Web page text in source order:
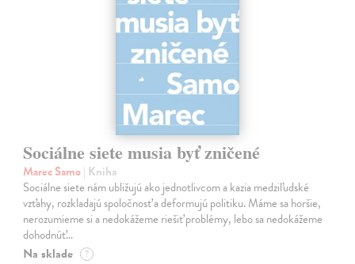
Sociálne siete musia byť zničené
Marec Samo| Kniha
Sociálne siete nám ubližujú ako jednotlivcom a kazia medziľudské
vzťahy, rozkladajú spoločnosť a deformujú politiku. Máme sa horšie,
nerozumieme si a nedokážeme riešiť problémy, lebo sa nedokážeme
dohodnúť…
Na sklade ?